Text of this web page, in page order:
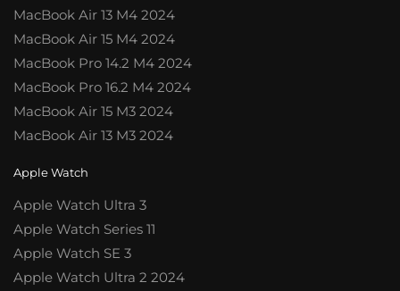
MacBook Air 13 M4 2024
MacBook Air 15 M4 2024
MacBook Pro 14.2 M4 2024
MacBook Pro 16.2 M4 2024
MacBook Air 15 M3 2024
MacBook Air 13 M3 2024
Apple Watch
Apple Watch Ultra 3
Apple Watch Series 11
Apple Watch SE 3
Apple Watch Ultra 2 2024